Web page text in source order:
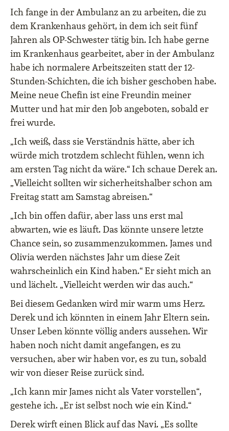
Ich fange in der Ambulanz an zu arbeiten, die zu
dem Krankenhaus gehört, in dem ich seit fünf
Jahren als OP-Schwester tätig bin. Ich habe gerne
im Krankenhaus gearbeitet, aber in der Ambulanz
habe ich normalere Arbeitszeiten statt der 12-
Stunden-Schichten, die ich bisher geschoben habe.
Meine neue Chefin ist eine Freundin meiner
Mutter und hat mir den Job angeboten, sobald er
frei wurde.
„Ich weiß, dass sie Verständnis hätte, aber ich
würde mich trotzdem schlecht fühlen, wenn ich
am ersten Tag nicht da wäre.“ Ich schaue Derek an.
„Vielleicht sollten wir sicherheitshalber schon am
Freitag statt am Samstag abreisen.“
„Ich bin offen dafür, aber lass uns erst mal
abwarten, wie es läuft. Das könnte unsere letzte
Chance sein, so zusammenzukommen. James und
Olivia werden nächstes Jahr um diese Zeit
wahrscheinlich ein Kind haben.“ Er sieht mich an
und lächelt. „Vielleicht werden wir das auch.“
Bei diesem Gedanken wird mir warm ums Herz.
Derek und ich könnten in einem Jahr Eltern sein.
Unser Leben könnte völlig anders aussehen. Wir
haben noch nicht damit angefangen, es zu
versuchen, aber wir haben vor, es zu tun, sobald
wir von dieser Reise zurück sind.
„Ich kann mir James nicht als Vater vorstellen“,
gestehe ich. „Er ist selbst noch wie ein Kind.“
Derek wirft einen Blick auf das Navi. „Es sollte